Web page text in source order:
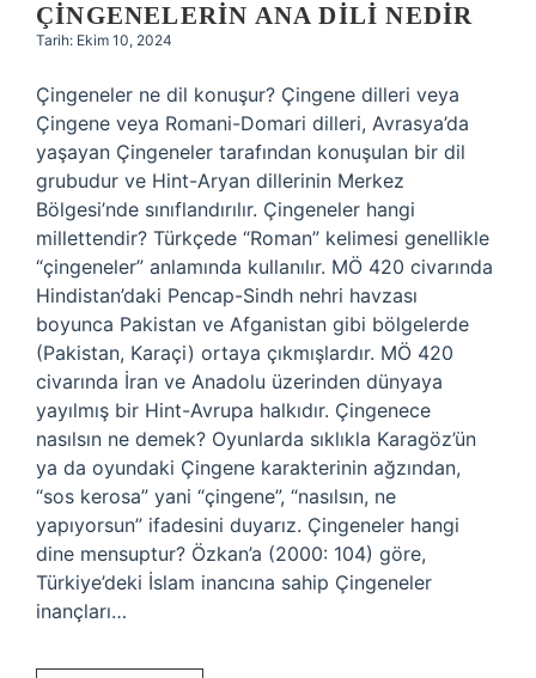
ÇINGENELERIN ANA DILI NEDIR
Tarih: Ekim 10, 2024
Çingeneler ne dil konuşur? Çingene dilleri veya
Çingene veya Romani-Domari dilleri, Avrasya’da
yaşayan Çingeneler tarafından konuşulan bir dil
grubudur ve Hint-Aryan dillerinin Merkez
Bölgesi’nde sınıflandırılır. Çingeneler hangi
millettendir? Türkçede “Roman” kelimesi genellikle
“çingeneler” anlamında kullanılır. MÖ 420 civarında
Hindistan’daki Pencap-Sindh nehri havzası
boyunca Pakistan ve Afganistan gibi bölgelerde
(Pakistan, Karaçi) ortaya çıkmışlardır. MÖ 420
civarında İran ve Anadolu üzerinden dünyaya
yayılmış bir Hint-Avrupa halkıdır. Çingenece
nasılsın ne demek? Oyunlarda sıklıkla Karagöz’ün
ya da oyundaki Çingene karakterinin ağzından,
“sos kerosa” yani “çingene”, “nasılsın, ne
yapıyorsun” ifadesini duyarız. Çingeneler hangi
dine mensuptur? Özkan’a (2000: 104) göre,
Türkiye’deki İslam inancına sahip Çingeneler
inançları…